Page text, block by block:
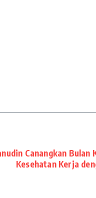
Canangkan Bulan
Kesehatan Kerja